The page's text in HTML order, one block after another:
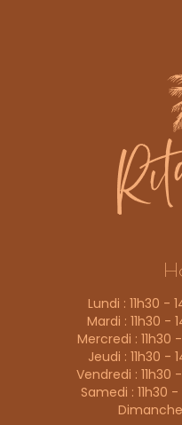
Lundi : 11h30 -
Mardi : 11h30 -
Mercredi : 11h30
Jeudi : 11h30 -
Vendredi : 11h30
Samedi : 11h30